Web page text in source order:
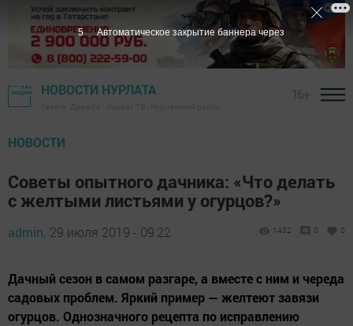
НОВОСТИ НУРЛАТА
НОВОСТИ
Советы опытного дачника: «Что делать
с желтыми листьями у огурцов?»
admin, 29 июля 2019 - 09:22 1432 0 0
Дачный сезон в самом разгаре, а вместе с ним и череда
садовых проблем. Яркий пример — желтеют завязи
огурцов. Однозначного рецепта по исправлению
4 Автоматическое закрытие баннера через